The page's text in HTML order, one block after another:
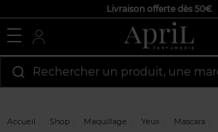
Livraison offerte dès 50€
Rechercher un produit, une
Accueil Shop Maquillage Yeux Mascara